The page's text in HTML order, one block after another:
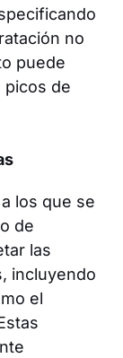
no
puede
picos de
los que se
de
las
incluyendo
el